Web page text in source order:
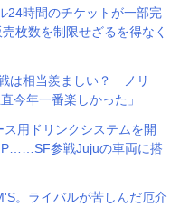
時間のチケットが一部完
枚数を制限せざるを得なく
は相当羨ましい？ ノリ
今年一番楽しかった」
用ドリンクシステムを開
参戦Jujuの車両に搭
。ライバルが苦しんだ厄介